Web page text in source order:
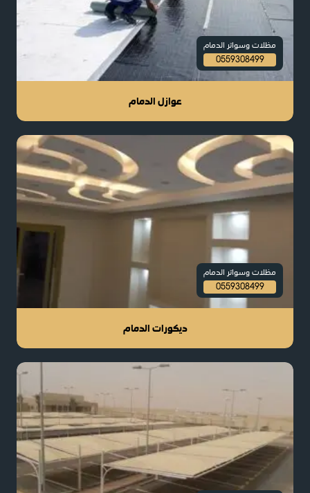
مظلات وسواتر الدمام
0559308499
عوازل الدمام
مظلات وسواتر الدمام
0559308499
ديكورات الدمام